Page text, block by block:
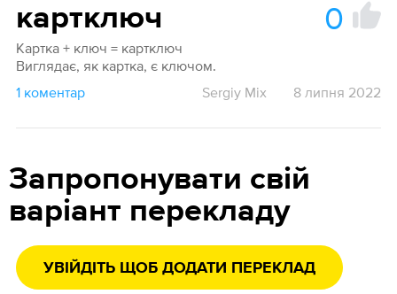
картключ 0
Картка + ключ = картключ
Виглядає, як картка, є ключом.
1 коментар
Sergiy Mix 8 липня 2022
Запропонувати свій
варіант перекладу
УВІЙДІТЬ ЩОБ ДОДАТИ ПЕРЕКЛАД